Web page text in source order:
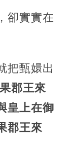
卻實實在
把甄嬛出
郡王來
皇上在御
郡王來